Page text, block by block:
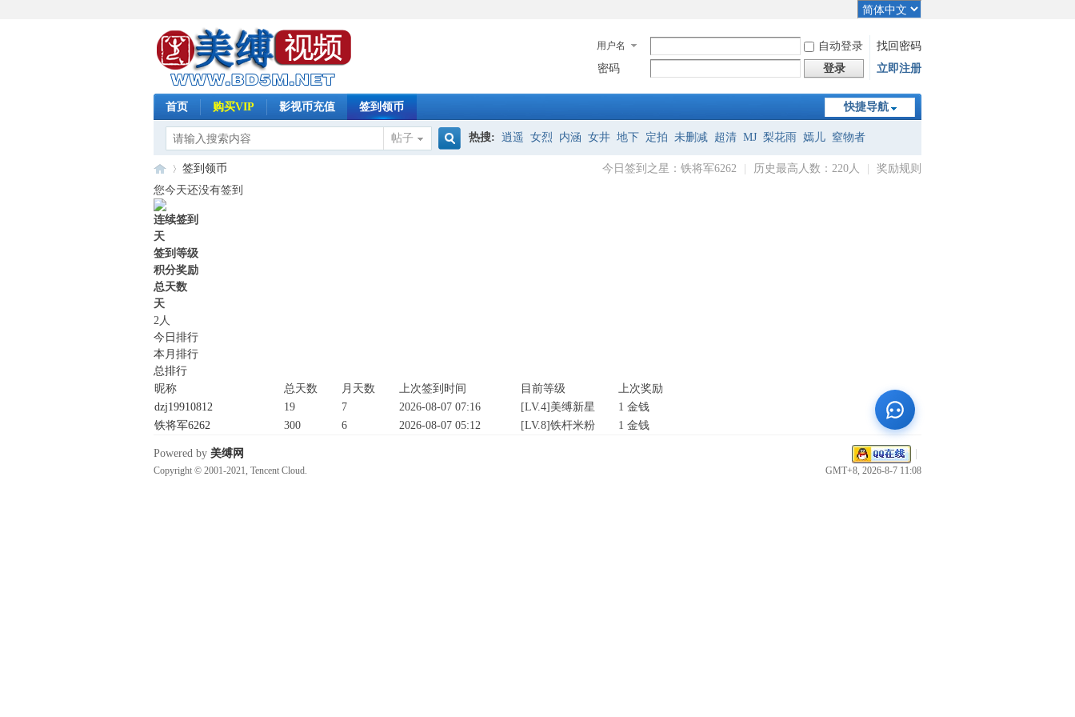
用户名 自动登录
找回密码
密码
登录 立即注册
快捷导航
首页 购买VIP 影视币充值 签到领币
帖子 热搜: 逍遥 女烈 内涵 女井 地下 定拍 未删减 超清 MJ 梨花雨 嫣儿 窒物者
今日签到之星：铁将军6262 历史最高人数：220人 奖励规则
免
费
签到领币
您今天还没有签到
连续签到
天
签到等级
积分奖励
总天数
天
2人
今日排行
本月排行
总排行
昵称
总天数 月天数 上次签到时间 目前等级
上次奖励
dzj19910812
19 7 2026-08-07 07:16 [LV.4]美缚新星
1 金钱
铁将军6262
300 6 2026-08-07 05:12 [LV.8]铁杆米粉 1 金钱
GMT+8, 2026-8-7 11:08
Powered by 美缚网
Copyright © 2001-2021, Tencent Cloud.